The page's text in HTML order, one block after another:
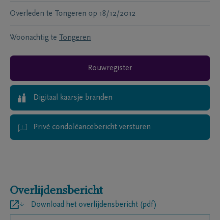
Overleden te Tongeren op 18/12/2012
Woonachtig te Tongeren
Rouwregister
Digitaal kaarsje branden
Privé condoléancebericht versturen
Overlijdensbericht
Download het overlijdensbericht (pdf)